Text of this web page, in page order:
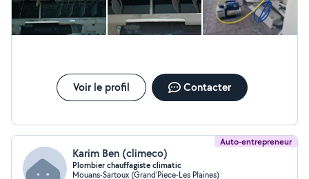
Voir le profil Contacter
Auto-entrepreneur
Karim Ben (climeco)
Plombier chauffagiste climatic
Mouans-Sartoux (Grand'Piece-Les Plaines)